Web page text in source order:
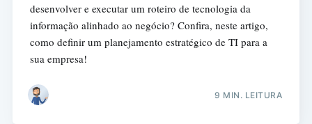
desenvolver e executar um roteiro de tecnologia da
informação alinhado ao negócio? Confira, neste artigo,
como definir um planejamento estratégico de TI para a
sua empresa!
9 MIN. LEITURA